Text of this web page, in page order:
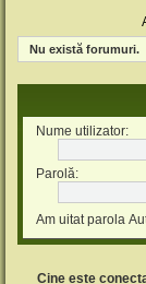
Nu există forumuri.
Nume utilizator:
Parolă:
Am uitat parola
Cine este